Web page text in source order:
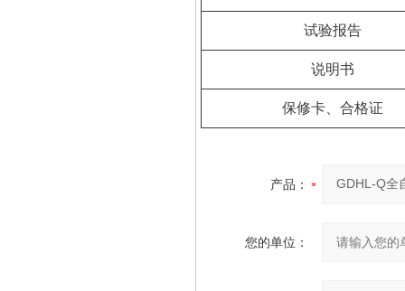
试验报告
说明书
保修卡、合格证
产品：
您的单位：